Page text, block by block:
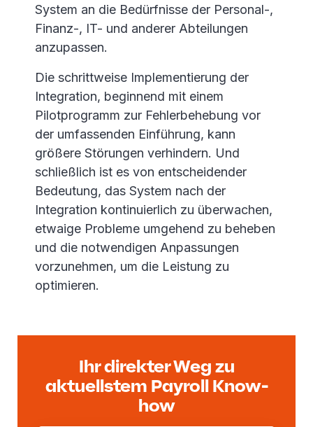
System an die Bedürfnisse der Personal-,
Finanz-, IT- und anderer Abteilungen
anzupassen.
Die schrittweise Implementierung der
Integration, beginnend mit einem
Pilotprogramm zur Fehlerbehebung vor
der umfassenden Einführung, kann
größere Störungen verhindern. Und
schließlich ist es von entscheidender
Bedeutung, das System nach der
Integration kontinuierlich zu überwachen,
etwaige Probleme umgehend zu beheben
und die notwendigen Anpassungen
vorzunehmen, um die Leistung zu
optimieren.
Ihr direkter Weg zu
aktuellstem Payroll Know-
how